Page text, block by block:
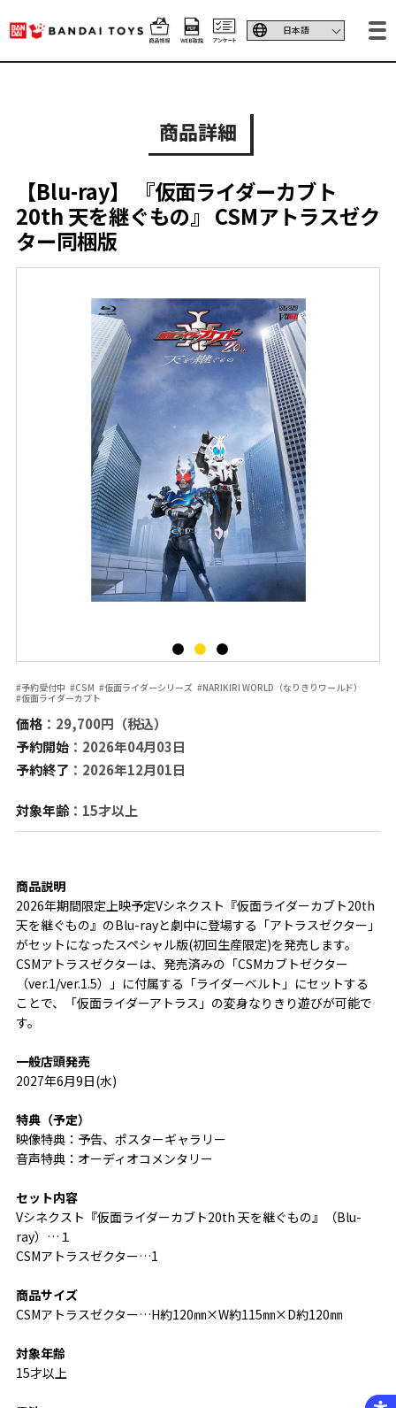
商品詳細
【Blu-ray】 『仮面ライダーカブト
20th 天を継ぐもの』 CSMアトラスゼク
ター同梱版
#予約受付中 #CSM #仮面ライダーシリーズ #NARIKIRI WORLD（なりきりワールド）
#仮面ライダーカブト
価格：29,700円（税込）
予約開始：2026年04月03日
予約終了：2026年12月01日
対象年齢：15才以上
商品説明
2026年期間限定上映予定Vシネクスト『仮面ライダーカブト20th
天を継ぐもの』のBlu-rayと劇中に登場する「アトラスゼクター」
がセットになったスペシャル版(初回生産限定)を発売します。
CSMアトラスゼクターは、発売済みの「CSMカブトゼクター
（ver.1/ver.1.5）」に付属する「ライダーベルト」にセットする
ことで、「仮面ライダーアトラス」の変身なりきり遊びが可能で
す。
一般店頭発売
2027年6月9日(水)
特典（予定）
映像特典：予告、ポスターギャラリー
音声特典：オーディオコメンタリー
セット内容
Vシネクスト『仮面ライダーカブト20th 天を継ぐもの』（Blu-
ray）…１
CSMアトラスゼクター…1
商品サイズ
CSMアトラスゼクター…H約120㎜×W約115㎜×D約120㎜
対象年齢
15才以上